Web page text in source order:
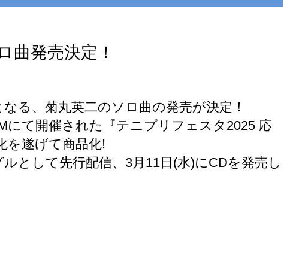
曲発売決定！
る、菊丸英二のソロ曲の発売が決定！
にて開催された『テニプリフェスタ2025 応
を遂げて商品化!
として先行配信、3月11日(水)にCDを発売し